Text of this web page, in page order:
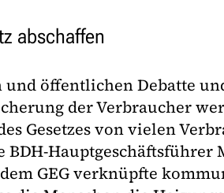
abschaffen
öffentlichen Debatte
der Verbraucher
Gesetzes von vielen
BDH-Hauptgeschäftsführer
GEG verknüpfte